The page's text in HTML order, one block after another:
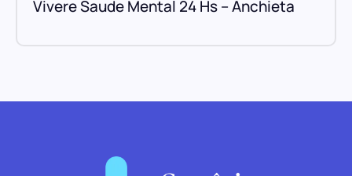
Vivere Saude Mental 24 Hs – Anchieta